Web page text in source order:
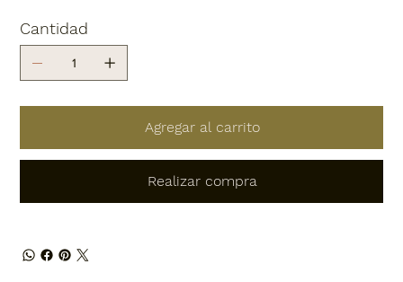
Cantidad
Agregar al carrito
Realizar compra